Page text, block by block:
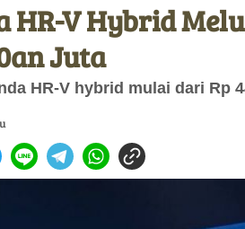
HR-V Hybrid
Juta
HR-V hybrid mulai dari Rp